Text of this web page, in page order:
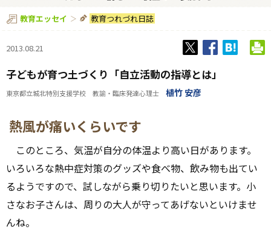
教育エッセイ 教育つれづれ日誌
2013.08.21
子どもが育つ土づくり「自立活動の指導とは」
東京都立城北特別支援学校 教諭・臨床発達心理士 植竹 安彦
熱風が痛いくらいです
このところ、気温が自分の体温より高い日があります。
いろいろな熱中症対策のグッズや食べ物、飲み物も出てい
るようですので、試しながら乗り切りたいと思います。小
さなお子さんは、周りの大人が守ってあげないといけませ
んね。